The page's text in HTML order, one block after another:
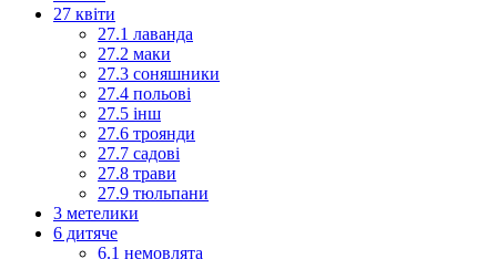
27 квіти
27.1 лаванда
27.2 маки
27.3 соняшники
27.4 польові
27.5 інш
27.6 троянди
27.7 садові
27.8 трави
27.9 тюльпани
3 метелики
6 дитяче
6.1 немовлята